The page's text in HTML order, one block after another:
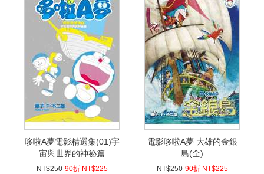
哆啦A夢電影精選集(01)宇
宙與世界的神祕篇
NT$250 90折 NT$225
電影哆啦A夢 大雄的金銀
島(全)
NT$250 90折 NT$225